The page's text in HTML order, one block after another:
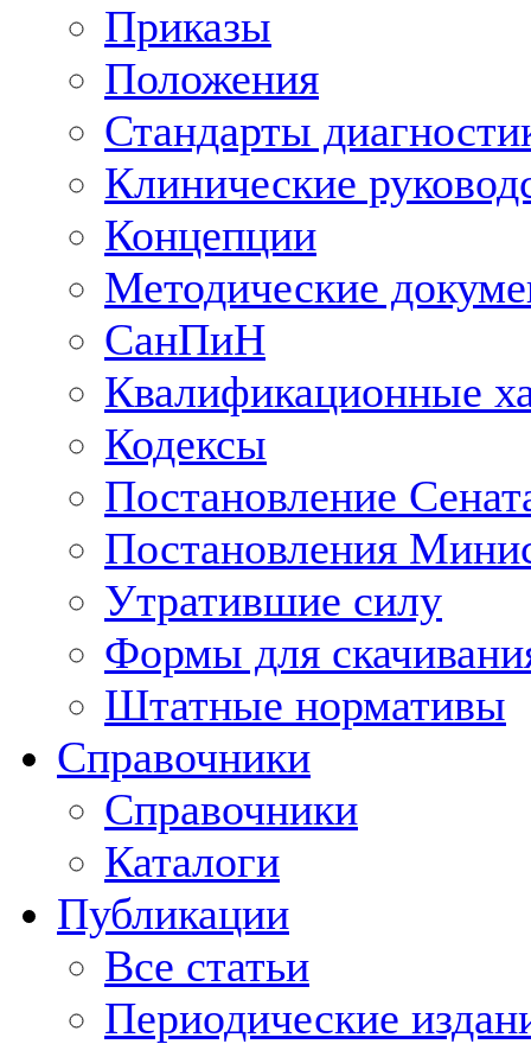
Приказы
Положения
Стандарты
Клинические
Концепции
Методические
СанПиН
Квалификационные
Кодексы
Постановление
Постановления
Утратившие силу
Формы для
Штатные нормативы
Справочники
Справочники
Каталоги
Публикации
Все статьи
Периодические